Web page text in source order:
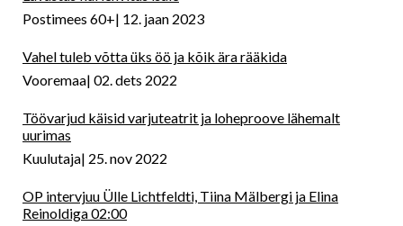
Postimees 60+ 12. jaan 2023
Vahel tuleb võtta üks öö ja kõik ära rääkida
Vooremaa 02. dets 2022
Töövarjud käisid varjuteatrit ja loheproove lähemalt
uurimas
Kuulutaja 25. nov 2022
OP intervjuu Ülle Lichtfeldti, Tiina Mälbergi ja Elina
Reinoldiga 02:00